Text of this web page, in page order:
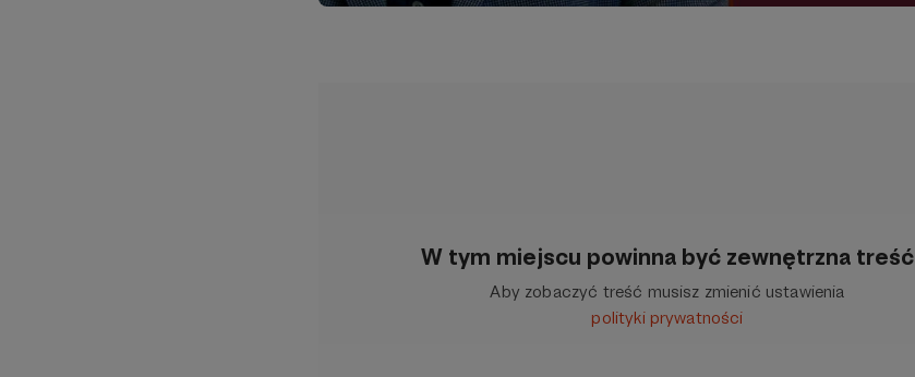
W tym miejscu powinna być zewnętrzna treść
Aby zobaczyć treść musisz zmienić ustawienia
polityki prywatności